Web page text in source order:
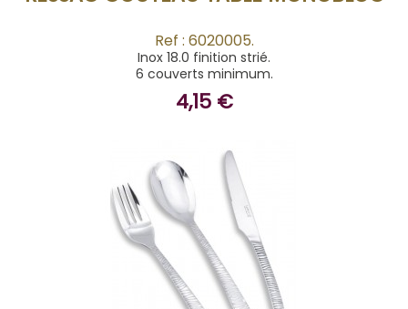
Ref : 6020005.
Inox 18.0 finition strié.
6 couverts minimum.
4,15 €
ACHETER